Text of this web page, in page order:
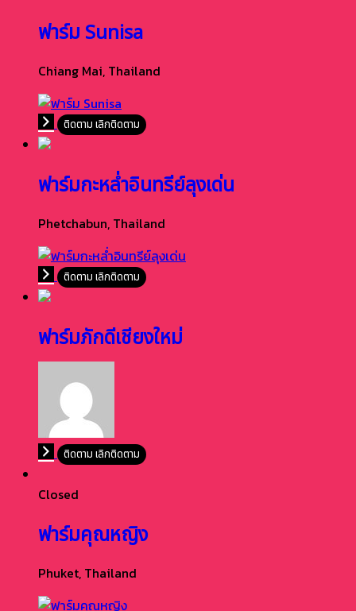
ฟาร์ม Sunisa
Chiang Mai, Thailand
ติดตาม เลิกติดตาม
ฟาร์มกะหล่ำอินทรีย์ลุงเด่น
Phetchabun, Thailand
ติดตาม เลิกติดตาม
ฟาร์มภักดีเชียงใหม่
ติดตาม เลิกติดตาม
Closed
ฟาร์มคุณหญิง
Phuket, Thailand